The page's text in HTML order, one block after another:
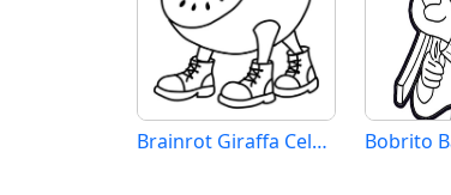
Brainrot Giraffa Celeste